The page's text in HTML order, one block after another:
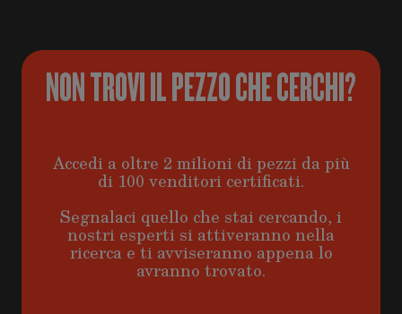
NON TROVI IL PEZZO CHE CERCHI?
Accedi a oltre 2 milioni di pezzi da più
di 100 venditori certificati.
Segnalaci quello che stai cercando, i
nostri esperti si attiveranno nella
ricerca e ti avviseranno appena lo
avranno trovato.